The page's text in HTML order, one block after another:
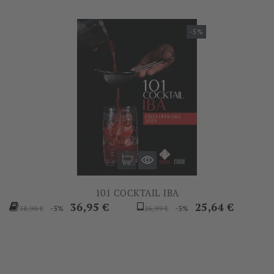
-5%
101 COCKTAIL IBA
Prezzo
38,90 € -5% Prezzo
36,95 €
Prezzo
26,99 € -5% Prezzo
25,64 €